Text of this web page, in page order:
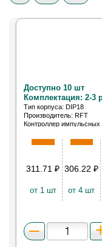
Доступно 10 шт
Комплектация: 2-3
Тип корпуса: DIP18
Производитель: RFT
Контроллер импульсных
311.71₽
от 1 шт
306.22₽
от 4 шт